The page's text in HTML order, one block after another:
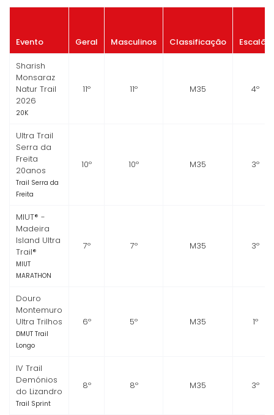
Evento Geral Masculinos Classificação Escalão
Sharish
Monsaraz
Natur Trail
2026
20K
11º 11º M35 4º
Ultra Trail
Serra da
Freita
20anos
Trail Serra da
Freita
10º 10º M35 3º
MIUT® -
Madeira
Island Ultra
Trail®
MIUT
MARATHON
7º 7º M35 3º
Douro
Montemuro
Ultra Trilhos
DMUT Trail
Longo
6º 5º M35 1º
IV Trail
Demónios
do Lizandro
Trail Sprint
8º 8º M35 3º